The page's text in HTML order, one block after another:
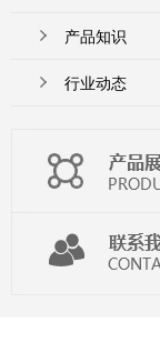
产品知识
行业动态